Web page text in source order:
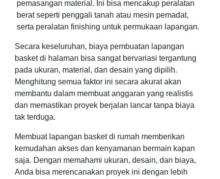
pemasangan material. Ini bisa mencakup peralatan
berat seperti penggali tanah atau mesin pemadat,
serta peralatan finishing untuk permukaan lapangan.
Secara keseluruhan, biaya pembuatan lapangan
basket di halaman bisa sangat bervariasi tergantung
pada ukuran, material, dan desain yang dipilih.
Menghitung semua faktor ini secara akurat akan
membantu dalam membuat anggaran yang realistis
dan memastikan proyek berjalan lancar tanpa biaya
tak terduga.
Membuat lapangan basket di rumah memberikan
kemudahan akses dan kenyamanan bermain kapan
saja. Dengan memahami ukuran, desain, dan biaya,
Anda bisa merencanakan proyek ini dengan lebih